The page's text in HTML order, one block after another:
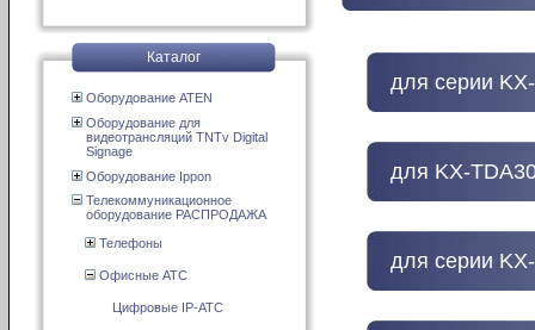
Каталог
Оборудование ATEN
Оборудование для
видеотрансляций TNTv Digital
Signage
Оборудование Ippon
Телекоммуникационное
оборудование РАСПРОДАЖА
Телефоны
Офисные АТС
Цифровые IP-АТС
для серии
для KX-
для серии